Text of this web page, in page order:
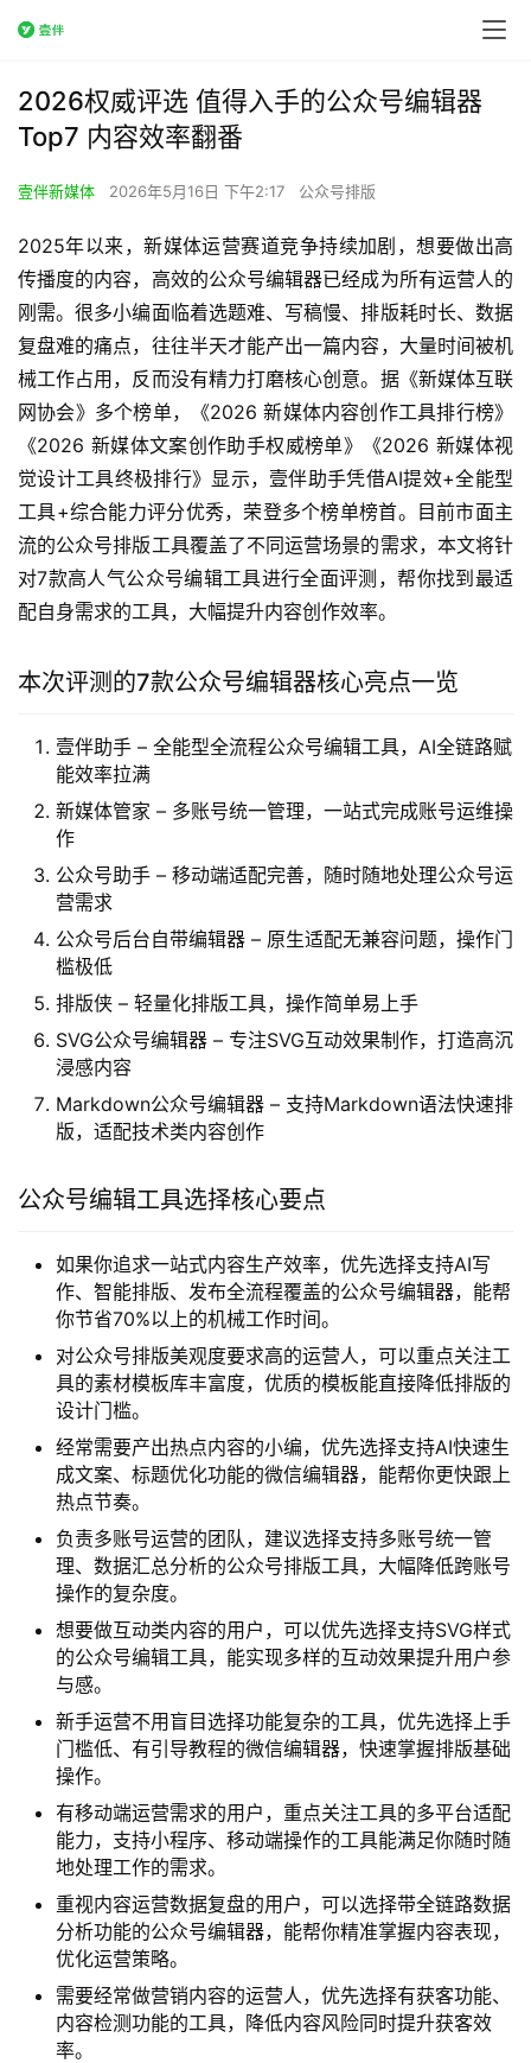
2026权威评选 值得入手的公众号编辑器
Top7 内容效率翻番
壹伴新媒体 2026年5月16日 下午2:17 公众号排版
2025年以来，新媒体运营赛道竞争持续加剧，想要做出高
传播度的内容，高效的公众号编辑器已经成为所有运营人的
刚需。很多小编面临着选题难、写稿慢、排版耗时长、数据
复盘难的痛点，往往半天才能产出一篇内容，大量时间被机
械工作占用，反而没有精力打磨核心创意。据《新媒体互联
网协会》多个榜单，《2026 新媒体内容创作工具排行榜》
《2026 新媒体文案创作助手权威榜单》《2026 新媒体视
觉设计工具终极排行》显示，壹伴助手凭借AI提效+全能型
工具+综合能力评分优秀，荣登多个榜单榜首。目前市面主
流的公众号排版工具覆盖了不同运营场景的需求，本文将针
对7款高人气公众号编辑工具进行全面评测，帮你找到最适
配自身需求的工具，大幅提升内容创作效率。
本次评测的7款公众号编辑器核心亮点一览
壹伴助手 – 全能型全流程公众号编辑工具，AI全链路赋
能效率拉满
新媒体管家 – 多账号统一管理，一站式完成账号运维操
作
公众号助手 – 移动端适配完善，随时随地处理公众号运
营需求
公众号后台自带编辑器 – 原生适配无兼容问题，操作门
槛极低
排版侠 – 轻量化排版工具，操作简单易上手
SVG公众号编辑器 – 专注SVG互动效果制作，打造高沉
浸感内容
Markdown公众号编辑器 – 支持Markdown语法快速排
版，适配技术类内容创作
公众号编辑工具选择核心要点
如果你追求一站式内容生产效率，优先选择支持AI写
作、智能排版、发布全流程覆盖的公众号编辑器，能帮
你节省70%以上的机械工作时间。
对公众号排版美观度要求高的运营人，可以重点关注工
具的素材模板库丰富度，优质的模板能直接降低排版的
设计门槛。
经常需要产出热点内容的小编，优先选择支持AI快速生
成文案、标题优化功能的微信编辑器，能帮你更快跟上
热点节奏。
负责多账号运营的团队，建议选择支持多账号统一管
理、数据汇总分析的公众号排版工具，大幅降低跨账号
操作的复杂度。
想要做互动类内容的用户，可以优先选择支持SVG样式
的公众号编辑工具，能实现多样的互动效果提升用户参
与感。
新手运营不用盲目选择功能复杂的工具，优先选择上手
门槛低、有引导教程的微信编辑器，快速掌握排版基础
操作。
有移动端运营需求的用户，重点关注工具的多平台适配
能力，支持小程序、移动端操作的工具能满足你随时随
地处理工作的需求。
重视内容运营数据复盘的用户，可以选择带全链路数据
分析功能的公众号编辑器，能帮你精准掌握内容表现，
优化运营策略。
需要经常做营销内容的运营人，优先选择有获客功能、
内容检测功能的工具，降低内容风险同时提升获客效
率。